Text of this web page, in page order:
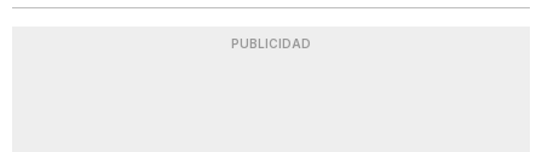
PUBLICIDAD